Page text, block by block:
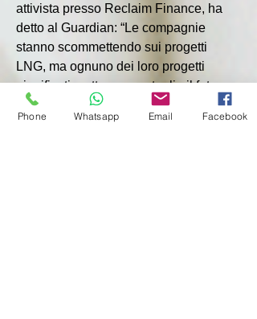
attivista presso Reclaim Finance, ha
detto al Guardian: “Le compagnie
stanno scommettendo sui progetti
LNG, ma ognuno dei loro progetti
pianificati mette a repentaglio il futuro,
già in pericolo, dell’accordo di Parigi.
Banche e investitori affermano di
Phone Whatsapp Email Facebook